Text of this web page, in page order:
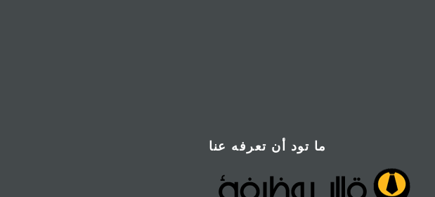
ما تود أن تعرفه عنا